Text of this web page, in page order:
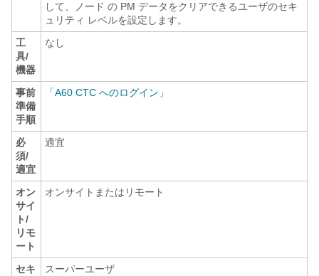
して、ノード の PM データをクリアできるユーザのセキ
ュリティ レベルを設定します。
工
具/
機器
なし
事前
準備
手順
「A60 CTC へのログイン」
必
須/
適宜
適宜
オン
サイ
ト/
リモ
ート
オンサイトまたはリモート
セキ
スーパーユーザ